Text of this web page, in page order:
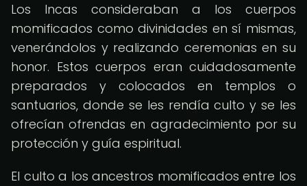
Los Incas consideraban a los cuerpos
momificados como divinidades en sí mismas,
venerándolos y realizando ceremonias en su
honor. Estos cuerpos eran cuidadosamente
preparados y colocados en templos o
santuarios, donde se les rendía culto y se les
ofrecían ofrendas en agradecimiento por su
protección y guía espiritual.
El culto a los ancestros momificados entre los